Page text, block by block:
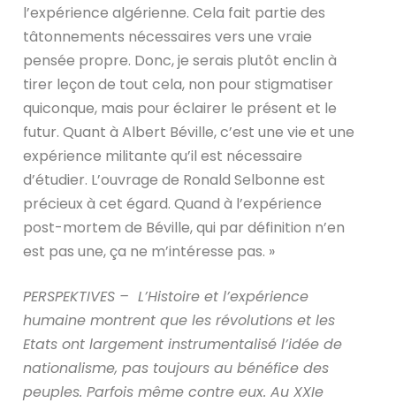
l’expérience algérienne. Cela fait partie des
tâtonnements nécessaires vers une vraie
pensée propre. Donc, je serais plutôt enclin à
tirer leçon de tout cela, non pour stigmatiser
quiconque, mais pour éclairer le présent et le
futur. Quant à Albert Béville, c’est une vie et une
expérience militante qu’il est nécessaire
d’étudier. L’ouvrage de Ronald Selbonne est
précieux à cet égard. Quand à l’expérience
post-mortem de Béville, qui par définition n’en
est pas une, ça ne m’intéresse pas. »
PERSPEKTIVES – L’Histoire et l’expérience
humaine montrent que les révolutions et les
Etats ont largement instrumentalisé l’idée de
nationalisme, pas toujours au bénéfice des
peuples. Parfois même contre eux. Au XXIe